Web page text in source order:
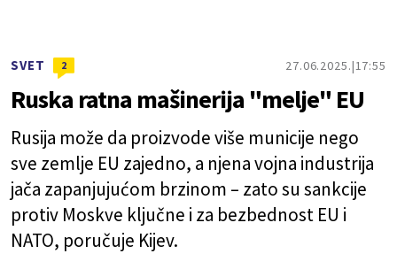
SVET 2 27.06.2025. 17:55
Ruska ratna mašinerija "melje" EU
Rusija može da proizvode više municije nego
sve zemlje EU zajedno, a njena vojna industrija
jača zapanjujućom brzinom – zato su sankcije
protiv Moskve ključne i za bezbednost EU i
NATO, poručuje Kijev.